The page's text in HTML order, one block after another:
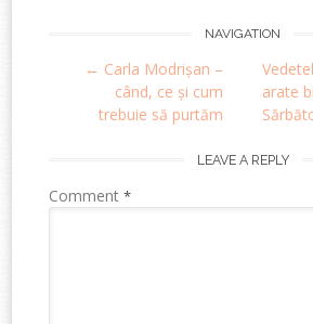
navigation
NAVIGATION
← Carla Modrișan –
când, ce și cum
trebuie să purtăm
arate
LEAVE A REPLY
Comment*